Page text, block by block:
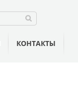
КОНТАКТЫ